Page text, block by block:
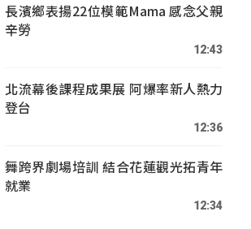
長濱鄉表揚22位模範Mama 感念父親
辛勞
12:43
北流幕後課程成果展 阿爆率新人熱力
登台
12:36
舞跨界劇場培訓 結合花蓮觀光拓青年
就業
12:34